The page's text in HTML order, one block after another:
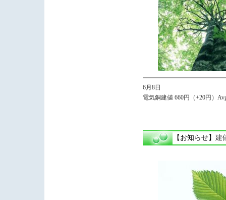
6月8日
電気銅建値 660円（+20円）
【お知らせ】 建